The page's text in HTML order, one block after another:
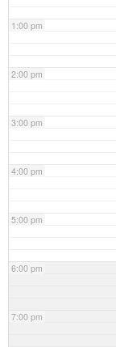
1:00 pm
2:00 pm
3:00 pm
4:00 pm
5:00 pm
6:00 pm
7:00 pm